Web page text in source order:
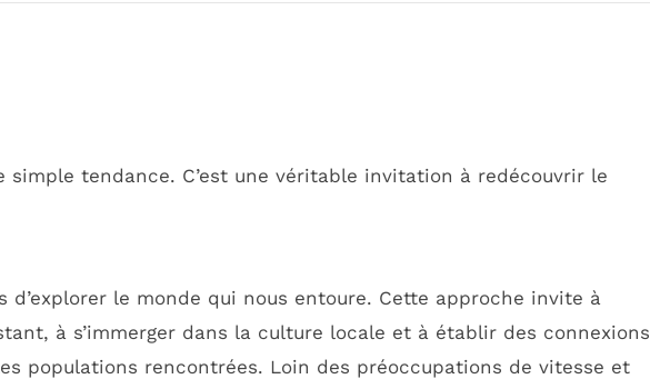
simple tendance. C’est une véritable invitation à redécouvrir le
d’explorer le monde qui nous entoure. Cette approche invite à
à s’immerger dans la culture locale et à établir des connexions
populations rencontrées. Loin des préoccupations de vitesse et